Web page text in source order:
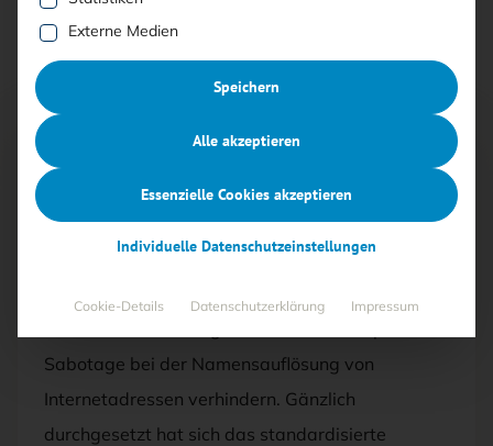
Sabotage bei der Namensauflösung von
Internetadressen verhindern. Gänzlich
durchgesetzt hat sich das standardisierte
Externe Medien
Speichern
Alle akzeptieren
Essenzielle Cookies akzeptieren
Individuelle Datenschutzeinstellungen
Cookie-Details Datenschutzerklärung Impressum